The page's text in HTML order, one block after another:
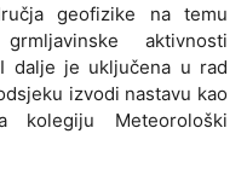
geofizike na temu
aktivnosti
dalje je uključena u rad
izvodi nastavu kao
kolegiju Meteorološki